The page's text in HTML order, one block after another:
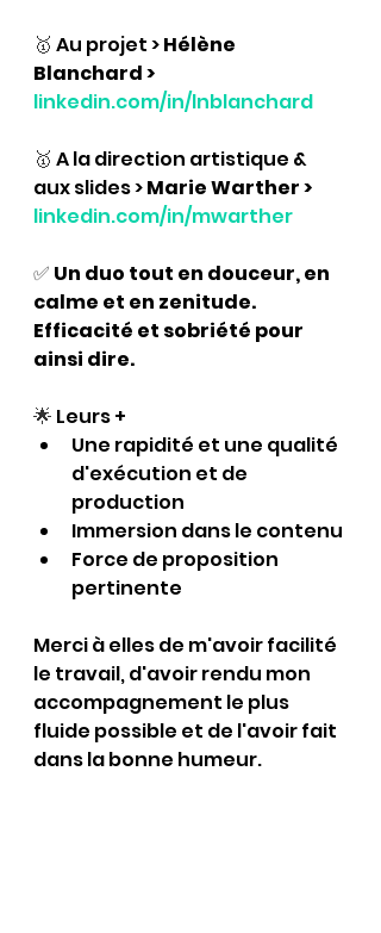
🥇 Au projet > Hélène
Blanchard >
linkedin.com/in/lnblanchard
🥇 A la direction artistique &
aux slides > Marie Warther >
linkedin.com/in/mwarther
✅ Un duo tout en douceur, en
calme et en zenitude.
Efficacité et sobriété pour
ainsi dire.
🌟 Leurs +
Une rapidité et une qualité
d'exécution et de
production
Immersion dans le contenu
Force de proposition
pertinente
Merci à elles de m'avoir facilité
le travail, d'avoir rendu mon
accompagnement le plus
fluide possible et de l'avoir fait
dans la bonne humeur.